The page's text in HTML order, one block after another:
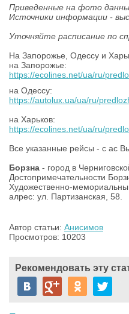
Приведенные на фото
Источники информации -
Уточняйте расписание по
На Запорожье, Одессу и
на Запорожье:
https://ecolines.net/ua/ru/
на Одессу:
https://autolux.ua/ua/ru/
на Харьков:
https://ecolines.net/ua/ru/
Все указанные рейсы - с ас
Борзна - город в
Достопримечательности
Художественно-
алрес: ул. Партизанская, 58.
Автор статьи: Анисимов
Просмотров: 10203
Рекомендовать эту